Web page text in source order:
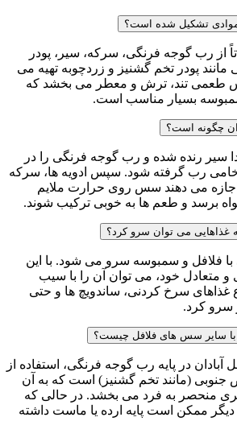
تشکیل شده است؟
از رب گوجه فرنگی، سرکه، سیر، پودر
مانند پودر تخم گشنیز و زردچوبه تهیه می
طعمی تند، ترش و معطر می بخشد که
بسیار مناسب است.
چگونه است؟
سیر رنده شده و رب گوجه فرنگی را در
رب گرفته شود. سپس ادویه ها، سرکه
می دهند سس روی حرارت ملایم
برسد و طعم ها به خوبی ترکیب شوند.
غذاهایی می توان سرو کرد؟
فلافل و سمبوسه سرو می شود. با این
متعادل خود، می توان آن را با سیب
غذاهای سرخ کردنی، ساندویچ ها و حتی
سرو کرد.
با سایر سس های فلافل چیست؟
در پایه رب گوجه فرنگی، استفاده از
جنوبی (مانند تخم گشنیز) است که به آن
منحصر به فرد می بخشد. در حالی که
ممکن است پایه ارده یا ماست داشته